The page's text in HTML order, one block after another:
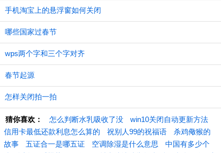
手机淘宝上的悬浮窗如何关闭
哪些国家过春节
wps两个字和三个字对齐
春节起源
怎样关闭拍一拍
猜你喜欢： 怎么判断水乳吸收了没
win10关闭自动更新方法
信用卡最低还款利息怎么算的
祝别人99的祝福语
杀鸡儆猴的
故事
五证合一是哪五证 空调除湿是什么意思
中国有多少个